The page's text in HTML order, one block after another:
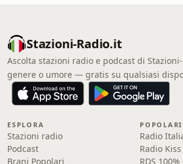
Stazioni-Radio.it
Ascolta stazioni radio e podcast di
genere o umore — gratis su qualsiasi
ESPLORA
Stazioni radio
Podcast
Brani Popolari
POPOLARI
Radio
Radio
RDS